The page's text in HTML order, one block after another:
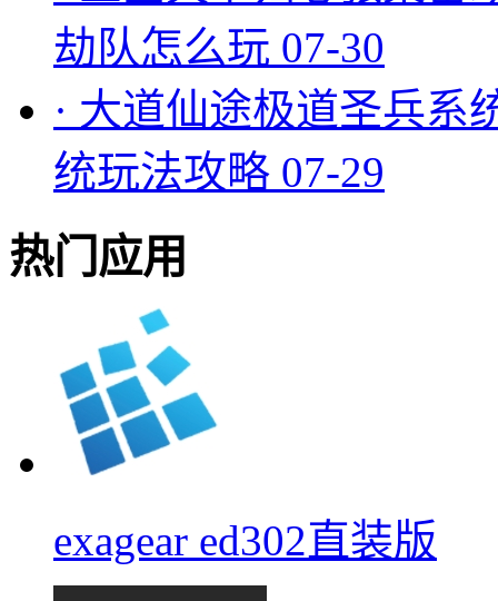
劫队怎么玩 07-30
· 大道仙途极道圣兵系
统玩法攻略 07-29
热门应用
exagear ed302直装版